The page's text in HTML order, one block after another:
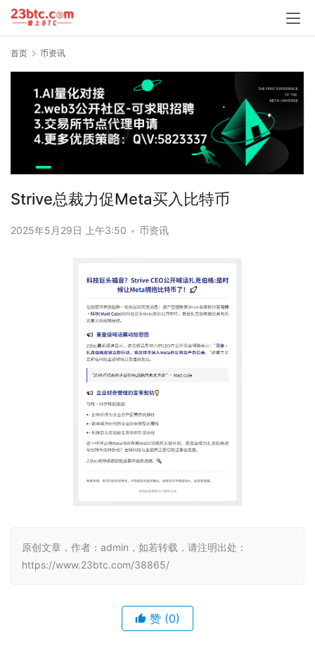
首页 币资讯
Strive总裁力促Meta买入比特币
2025年5月29日 上午3:50 • 币资讯
原创文章，作者：admin，如若转载，请注明出处：
https://www.23btc.com/38865/
赞 (0)